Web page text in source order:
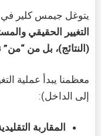
يتوغل جيمس كلير في
التغيير الحقيقي
(النتائج)، بل من “من”
معظمنا يبدأ عملية
إلى الداخل):
المقاربة